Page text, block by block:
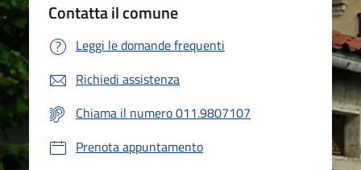
Contatta il comune
Leggi le domande frequenti
Richiedi assistenza
Chiama il numero 011.9807107
Prenota appuntamento